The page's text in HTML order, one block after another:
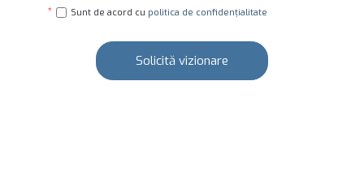
Sunt de acord cu politica de confidențialitate
Solicită vizionare